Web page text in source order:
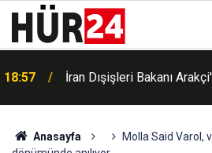
18:55
British Columbia'da orman
vurdu: Acil durum ilan
Anasayfa
Molla Said Varol,